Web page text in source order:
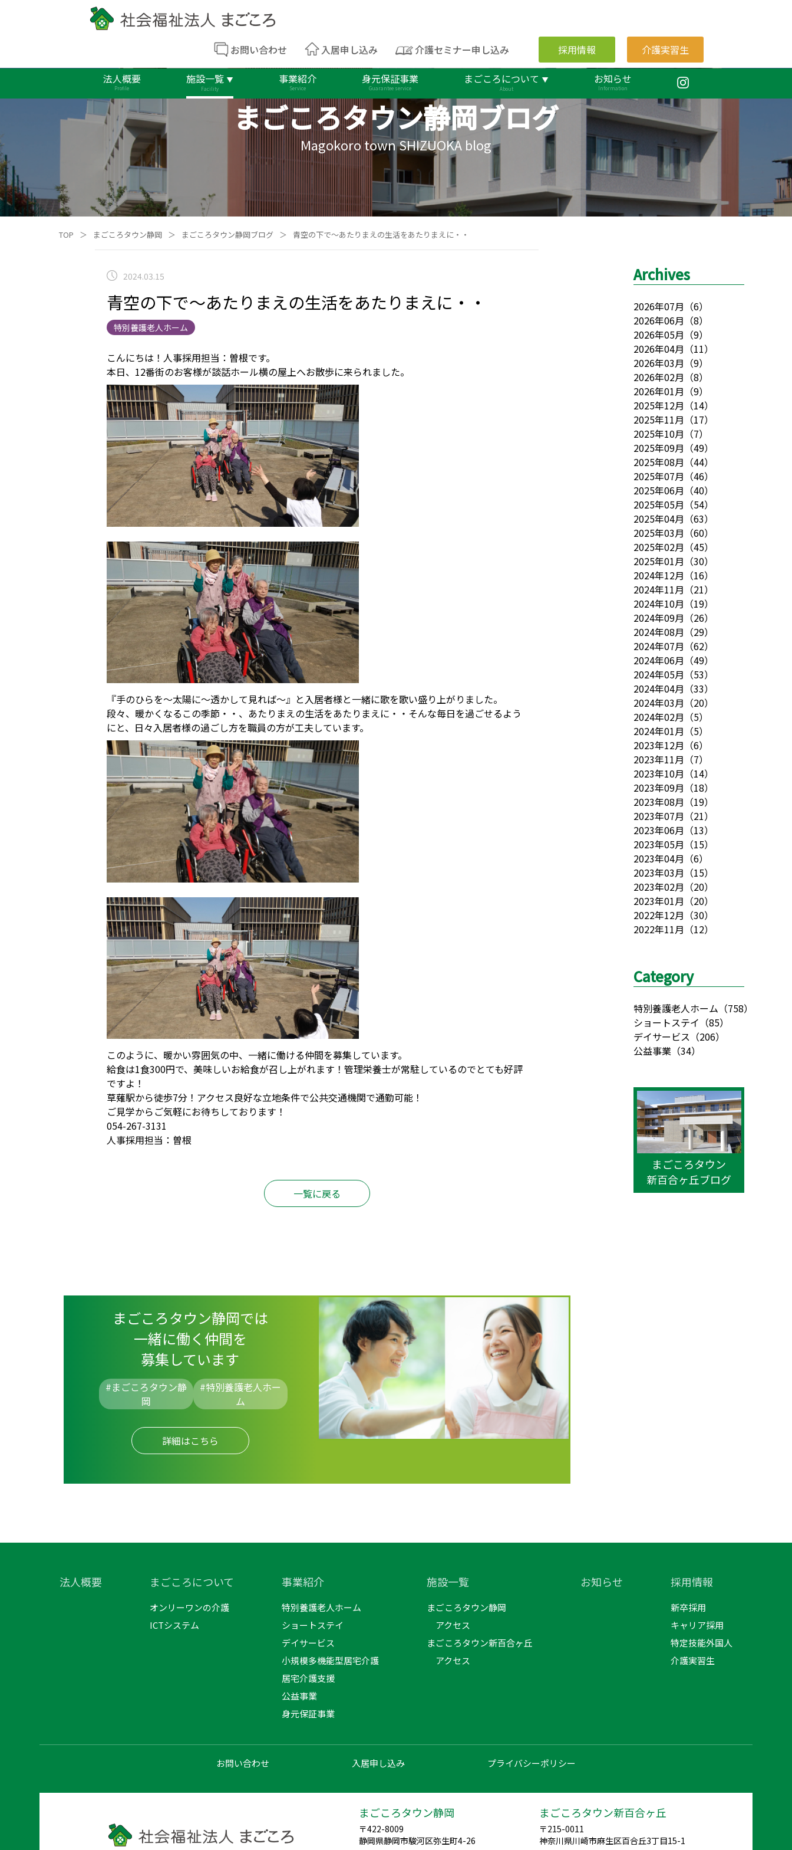
お問い合わせ 入居申し込み 介護セミナー申し込み 採用情報 介護実習生
法人概要
Profile
施設一覧
Facility
事業紹介
Service
身元保証事業
Guarantee service
まごころについて
About
お知らせ
Information
まごころタウン静岡ブログ
Magokoro town SHIZUOKA blog
TOP ＞ まごころタウン静岡 ＞ まごころタウン静岡ブログ ＞ 青空の下で～あたりまえの生活をあたりまえに・・
2024.03.15
青空の下で～あたりまえの生活をあたりまえに・・
特別養護老人ホーム
こんにちは！人事採用担当：曽根です。
本日、12番街のお客様が談話ホール横の屋上へお散歩に来られました。
『手のひらを～太陽に～透かして見れば～』と入居者様と一緒に歌を歌い盛り上がりました。
段々、暖かくなるこの季節・・、あたりまえの生活をあたりまえに・・そんな毎日を過ごせるよう
にと、日々入居者様の過ごし方を職員の方が工夫しています。
このように、暖かい雰囲気の中、一緒に働ける仲間を募集しています。
給食は1食300円で、美味しいお給食が召し上がれます！管理栄養士が常駐しているのでとても好評
ですよ！
草薙駅から徒歩7分！アクセス良好な立地条件で公共交通機関で通勤可能！
ご見学からご気軽にお待ちしております！
054-267-3131
人事採用担当：曽根
一覧に戻る
まごころタウン静岡では
一緒に働く仲間を
募集しています
#まごころタウン静
岡
#特別養護老人ホー
ム
詳細はこちら
Archives
2026年07月 （6）
2026年06月 （8）
2026年05月 （9）
2026年04月 （11）
2026年03月 （9）
2026年02月 （8）
2026年01月 （9）
2025年12月 （14）
2025年11月 （17）
2025年10月 （7）
2025年09月 （49）
2025年08月 （44）
2025年07月 （46）
2025年06月 （40）
2025年05月 （54）
2025年04月 （63）
2025年03月 （60）
2025年02月 （45）
2025年01月 （30）
2024年12月 （16）
2024年11月 （21）
2024年10月 （19）
2024年09月 （26）
2024年08月 （29）
2024年07月 （62）
2024年06月 （49）
2024年05月 （53）
2024年04月 （33）
2024年03月 （20）
2024年02月 （5）
2024年01月 （5）
2023年12月 （6）
2023年11月 （7）
2023年10月 （14）
2023年09月 （18）
2023年08月 （19）
2023年07月 （21）
2023年06月 （13）
2023年05月 （15）
2023年04月 （6）
2023年03月 （15）
2023年02月 （20）
2023年01月 （20）
2022年12月 （30）
2022年11月 （12）
Category
特別養護老人ホーム （758）
ショートステイ （85）
デイサービス （206）
公益事業 （34）
まごころタウン
新百合ヶ丘ブログ
法人概要 まごころについて
オンリーワンの介護
ICTシステム
事業紹介
特別養護老人ホーム
ショートステイ
デイサービス
小規模多機能型居宅介護
居宅介護支援
公益事業
身元保証事業
施設一覧
まごころタウン静岡
アクセス
まごころタウン新百合ヶ丘
アクセス
お知らせ 採用情報
新卒採用
キャリア採用
特定技能外国人
介護実習生
お問い合わせ 入居申し込み プライバシーポリシー
まごころタウン静岡
〒422-8009
静岡県静岡市駿河区弥生町4-26
まごころタウン新百合ヶ丘
〒215-0011
神奈川県川崎市麻生区百合丘3丁目15-1